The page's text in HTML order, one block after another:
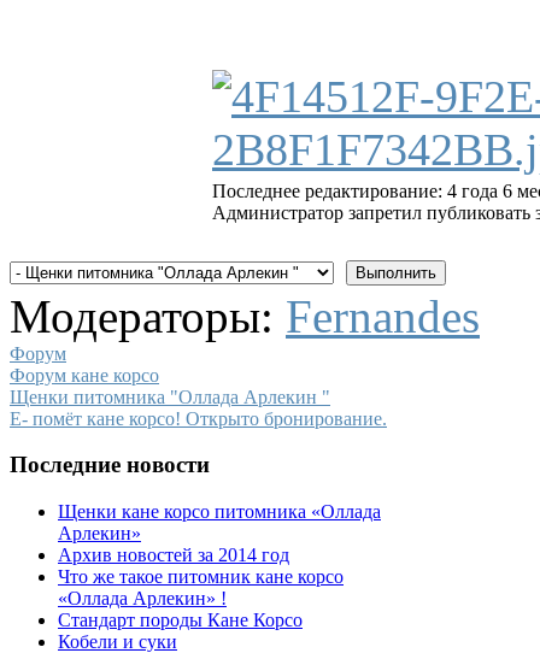
Последнее редактирование: 4 года 6
Администратор запретил публиковать
Модераторы: Fernandes
Форум
Форум кане корсо
Щенки питомника "Оллада Арлекин "
Е- помёт кане корсо! Открыто бронирование.
Последние новости
Щенки кане корсо питомника «Оллада
Арлекин»
Архив новостей за 2014 год
Что же такое питомник кане корсо
«Оллада Арлекин» !
Стандарт породы Кане Корсо
Кобели и суки